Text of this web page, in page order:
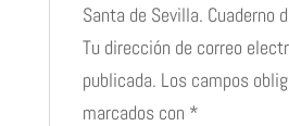
Santa de Sevilla. Cuaderno
Tu dirección de correo
publicada. Los campos
marcados con *